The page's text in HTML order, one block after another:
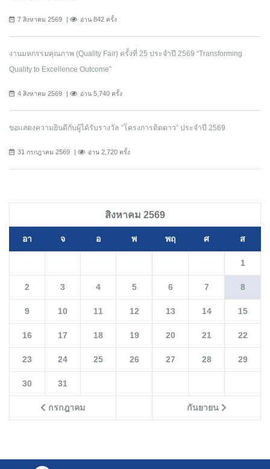
7 สิงหาคม 2569 อ่าน 842 ครั้ง
งานมหกรรมคุณภาพ (Quality Fair) ครั้งที่ 25 ประจำปี 2569 “Transforming
Quality to Excellence Outcome”
4 สิงหาคม 2569 อ่าน 5,740 ครั้ง
ขอแสดงความยินดีกับผู้ได้รับรางวัล “โครงการติดดาว” ประจำปี 2569
31 กรกฎาคม 2569 อ่าน 2,720 ครั้ง
สิงหาคม 2569
อา จ อ พ พฤ ศ ส
กรกฎาคม กันยายน
1
2 3 4 5 6 7 8
9 10 11 12 13 14 15
16 17 18 19 20 21 22
23 24 25 26 27 28 29
30 31